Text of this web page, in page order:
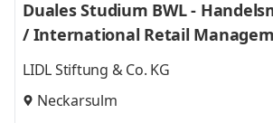
Duales Studium BWL -
/ International Retail
LIDL Stiftung & Co. KG
Neckarsulm